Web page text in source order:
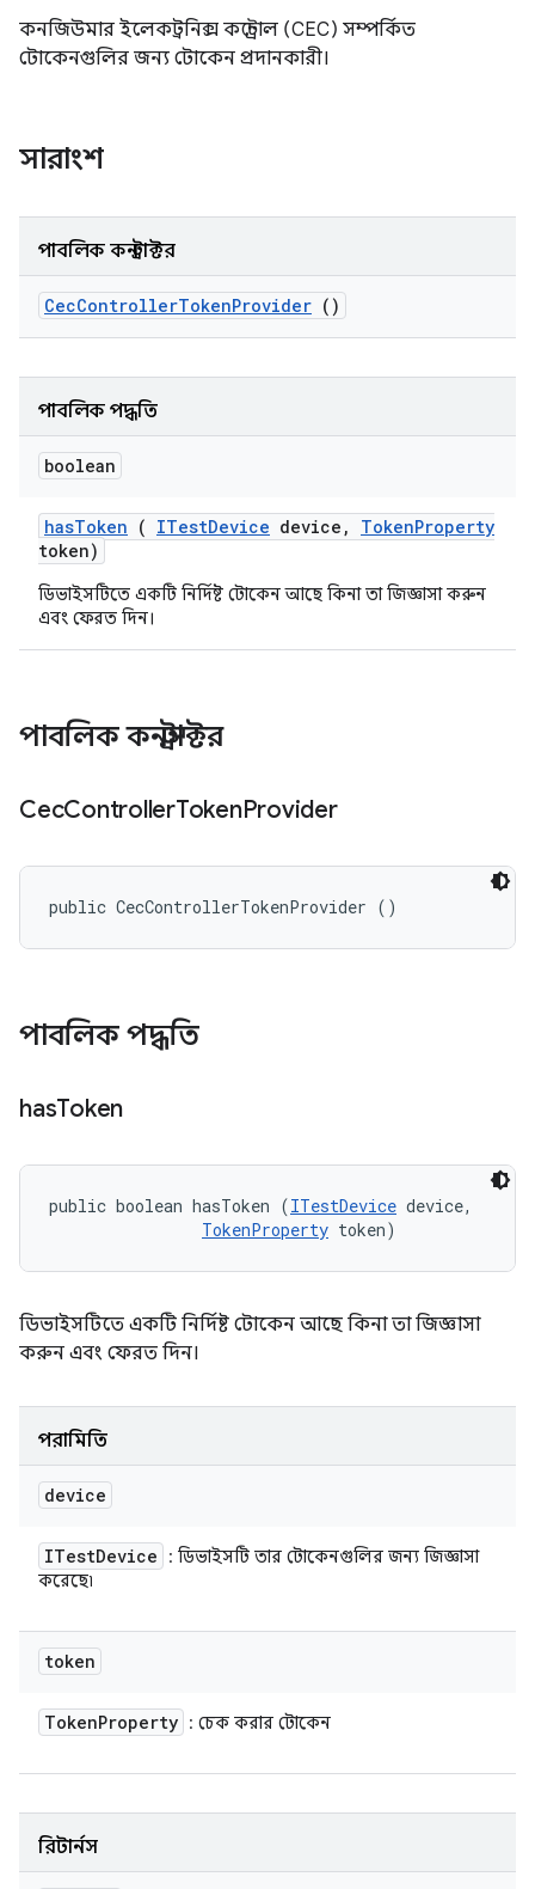
কনজিউমার ইলেকট্রনিক্স কন্ট্রোল (CEC) সম্পর্কিত
টোকেনগুলির জন্য টোকেন প্রদানকারী।
সারাংশ
পাবলিক কনস্ট্রাক্টর
CecControllerTokenProvider ()
পাবলিক পদ্ধতি
boolean
hasToken ( ITestDevice device , TokenProperty
token)
ডিভাইসটিতে একটি নির্দিষ্ট টোকেন আছে কিনা তা জিজ্ঞাসা করুন
এবং ফেরত দিন।
পাবলিক কনস্ট্রাক্টর
CecControllerTokenProvider
public CecControllerTokenProvider ()
পাবলিক পদ্ধতি
hasToken
public boolean hasToken (ITestDevice device,
TokenProperty token)
ডিভাইসটিতে একটি নির্দিষ্ট টোকেন আছে কিনা তা জিজ্ঞাসা
করুন এবং ফেরত দিন।
পরামিতি
device
ITestDevice
: ডিভাইসটি তার টোকেনগুলির জন্য জিজ্ঞাসা
করেছে৷
token
TokenProperty : চেক করার টোকেন
রিটার্নস